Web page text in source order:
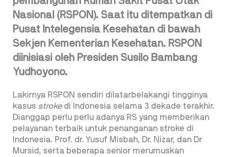
Nasional (RSPON). Saat itu ditempatkan di
Pusat Intelegensia Kesehatan di bawah
Sekjen Kementerian Kesehatan. RSPON
diinisiasi oleh Presiden Susilo Bambang
Yudhoyono.
Lakirnya RSPON sendiri dilatarbelakangi tingginya
kasus strokedi Indonesia selama 3 dekade terakhir.
Dianggap perlu perlu adanya RS yang memberikan
pelayanan terbaik untuk penanganan stroke di
Indonesia. Prof. dr. Yusuf Misbah, Dr. Nizar, dan Dr
Mursid, serta beberapa senior merumuskan